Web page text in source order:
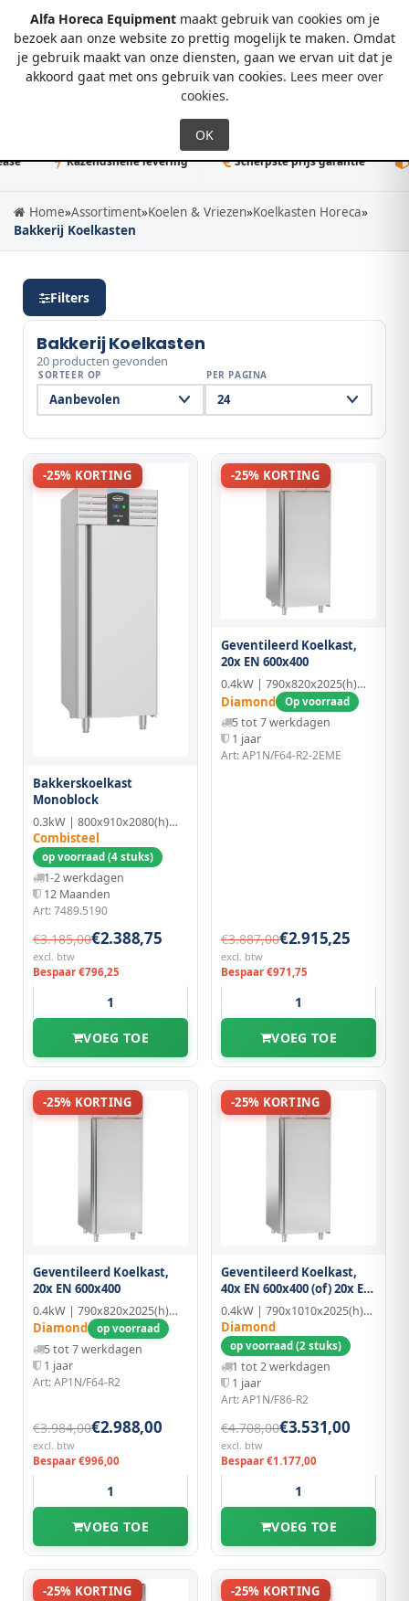
Alfa Horeca Equipmentmaakt gebruik van cookies om je
bezoek aan onze website zo prettig mogelijk te maken. Omdat
je gebruik maakt van onze diensten, gaan we ervan uit dat je
akkoord gaat met ons gebruik van cookies. Lees meer over
cookies.
0
Razendsnelle levering Scherpste prijs garantie 50K+
Home»Assortiment»Koelen & Vriezen»Koelkasten Horeca»
Bakkerij Koelkasten
Filters
Bakkerij Koelkasten
20 producten gevonden
SORTEER OP PER PAGINA
-25% KORTING
Bakkerskoelkast
Monoblock
0.3kW | 800x910x2080(h)mm | RVS
Combisteel
op voorraad (4 stuks)
1-2 werkdagen
12 Maanden
Art: 7489.5190
€3.185,00€2.388,75
excl. btw
Bespaar €796,25
VOEG TOE
-25% KORTING
Geventileerd Koelkast,
20x EN 600x400
0.4kW | 790x820x2025(h)mm
Diamond Op voorraad
5 tot 7 werkdagen
1 jaar
Art: AP1N/F64-R2-2EME
€3.887,00€2.915,25
excl. btw
Bespaar €971,75
VOEG TOE
-25% KORTING
Geventileerd Koelkast,
20x EN 600x400
0.4kW | 790x820x2025(h)mm
Diamond op voorraad
5 tot 7 werkdagen
1 jaar
Art: AP1N/F64-R2
€3.984,00€2.988,00
excl. btw
Bespaar €996,00
VOEG TOE
-25% KORTING
Geventileerd Koelkast,
40x EN 600x400 (of) 20x EN
600x800
0.4kW | 790x1010x2025(h)mm
Diamond
op voorraad (2 stuks)
1 tot 2 werkdagen
1 jaar
Art: AP1N/F86-R2
€4.708,00€3.531,00
excl. btw
Bespaar €1.177,00
VOEG TOE
-25% KORTING -25% KORTING